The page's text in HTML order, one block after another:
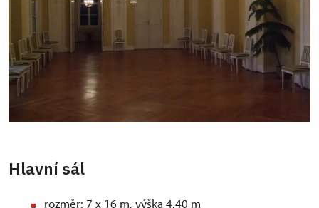
Hlavní sál
rozměr: 7 x 16 m, výška 4,40 m